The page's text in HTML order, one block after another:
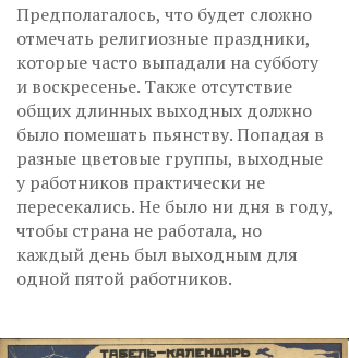
Предполагалось, что будет сложно
отмечать религиозные праздники,
которые часто выпадали на субботу
и воскресенье. Также отсутствие
общих длинных выходных должно
было помешать пьянству. Попадая в
разные цветовые группы, выходные
у работников практически не
пересекались. Не было ни дня в году,
чтобы страна не работала, но
каждый день был выходным для
одной пятой работников.